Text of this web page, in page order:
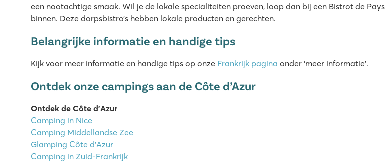
een nootachtige smaak. Wil je de lokale specialiteiten proeven, loop dan bij een Bistrot de Pays
binnen. Deze dorpsbistro’s hebben lokale producten en gerechten.
Belangrijke informatie en handige tips
Kijk voor meer informatie en handige tips op onze Frankrijk pagina onder ‘meer informatie’.
Ontdek onze campings aan de Côte d’Azur
Ontdek de Côte d’Azur
Camping in Nice
Camping Middellandse Zee
Glamping Côte d’Azur
Camping in Zuid-Frankrijk